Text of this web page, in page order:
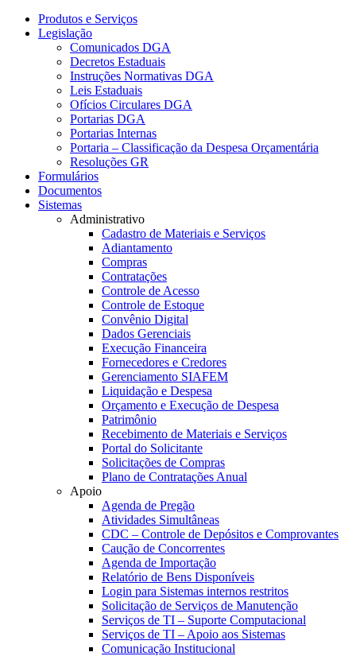
Produtos e Serviços
Legislação
Comunicados DGA
Decretos Estaduais
Instruções Normativas DGA
Leis Estaduais
Ofícios Circulares DGA
Portarias DGA
Portarias Internas
Portaria – Classificação da Despesa Orçamentária
Resoluções GR
Formulários
Documentos
Sistemas
Administrativo
Cadastro de Materiais e Serviços
Adiantamento
Compras
Contratações
Controle de Acesso
Controle de Estoque
Convênio Digital
Dados Gerenciais
Execução Financeira
Fornecedores e Credores
Gerenciamento SIAFEM
Liquidação e Despesa
Orçamento e Execução de Despesa
Patrimônio
Recebimento de Materiais e Serviços
Portal do Solicitante
Solicitações de Compras
Plano de Contratações Anual
Apoio
Agenda de Pregão
Atividades Simultâneas
CDC – Controle de Depósitos e Comprovantes
Caução de Concorrentes
Agenda de Importação
Relatório de Bens Disponíveis
Login para Sistemas internos restritos
Solicitação de Serviços de Manutenção
Serviços de TI – Suporte Computacional
Serviços de TI – Apoio aos Sistemas
Comunicação Institucional